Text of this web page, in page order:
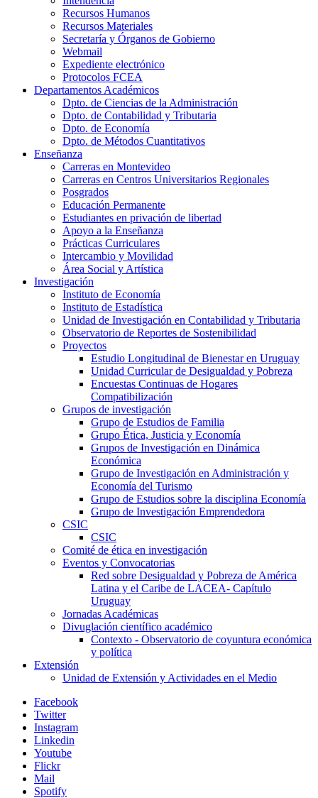
Recursos Humanos
Recursos Materiales
Secretaría y Órganos de Gobierno
Webmail
Expediente electrónico
Protocolos FCEA
Departamentos Académicos
Dpto. de Ciencias de la Administración
Dpto. de Contabilidad y Tributaria
Dpto. de Economía
Dpto. de Métodos Cuantitativos
Enseñanza
Carreras en Montevideo
Carreras en Centros Universitarios Regionales
Posgrados
Educación Permanente
Estudiantes en privación de libertad
Apoyo a la Enseñanza
Prácticas Curriculares
Intercambio y Movilidad
Área Social y Artística
Investigación
Instituto de Economía
Instituto de Estadística
Unidad de Investigación en Contabilidad y Tributaria
Observatorio de Reportes de Sostenibilidad
Proyectos
Estudio Longitudinal de Bienestar en Uruguay
Unidad Curricular de Desigualdad y Pobreza
Encuestas Continuas de Hogares
Compatibilización
Grupos de investigación
Grupo de Estudios de Familia
Grupo Ética, Justicia y Economía
Grupos de Investigación en Dinámica
Económica
Grupo de Investigación en Administración y
Economía del Turismo
Grupo de Estudios sobre la disciplina Economía
Grupo de Investigación Emprendedora
CSIC
CSIC
Comité de ética en investigación
Eventos y Convocatorias
Red sobre Desigualdad y Pobreza de América
Latina y el Caribe de LACEA- Capítulo
Uruguay
Jornadas Académicas
Divuglación científico académico
Contexto - Observatorio de coyuntura económica
y política
Extensión
Unidad de Extensión y Actividades en el Medio
Facebook
Twitter
Instagram
Linkedin
Youtube
Flickr
Mail
Spotify